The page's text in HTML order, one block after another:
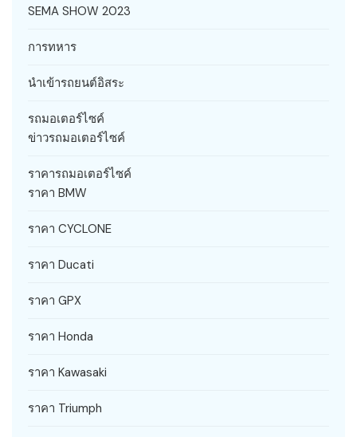
SEMA SHOW 2023
การทหาร
นำเข้ารถยนต์อิสระ
รถมอเตอร์ไซค์
ข่าวรถมอเตอร์ไซค์
ราคารถมอเตอร์ไซค์
ราคา BMW
ราคา CYCLONE
ราคา Ducati
ราคา GPX
ราคา Honda
ราคา Kawasaki
ราคา Triumph